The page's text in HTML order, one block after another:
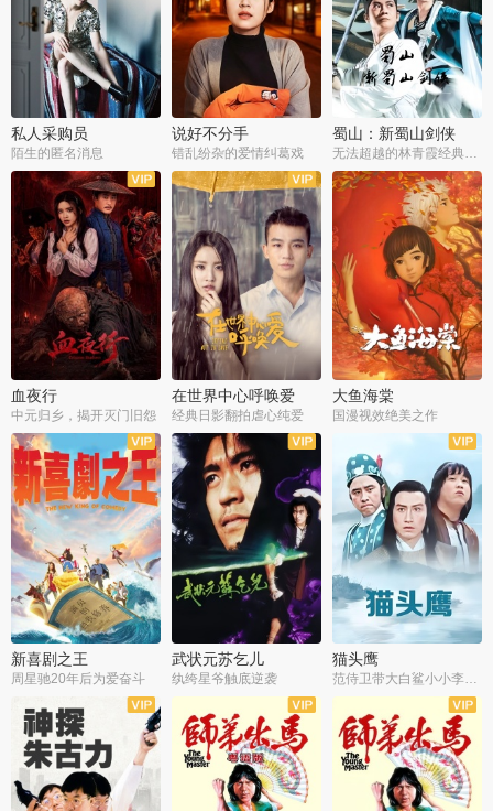
私人采购员
陌生的匿名消息
说好不分手
错乱纷杂的爱情纠葛戏
蜀山：新蜀山剑侠
无法超越的林青霞经典角色
血夜行
中元归乡，揭开灭门旧怨
在世界中心呼唤爱
经典日影翻拍虐心纯爱
大鱼海棠
国漫视效绝美之作
新喜剧之王
周星驰20年后为爱奋斗
武状元苏乞儿
纨绔星爷触底逆袭
猫头鹰